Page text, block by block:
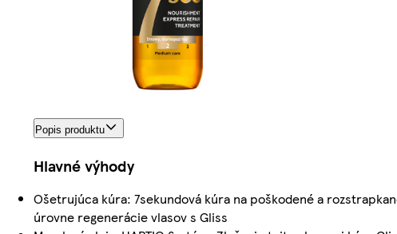
Popis produktu
Hlavné výhody
Ošetrujúca kúra: 7sekundová kúra na poškodené a
úrovne regenerácie vlasov s Gliss